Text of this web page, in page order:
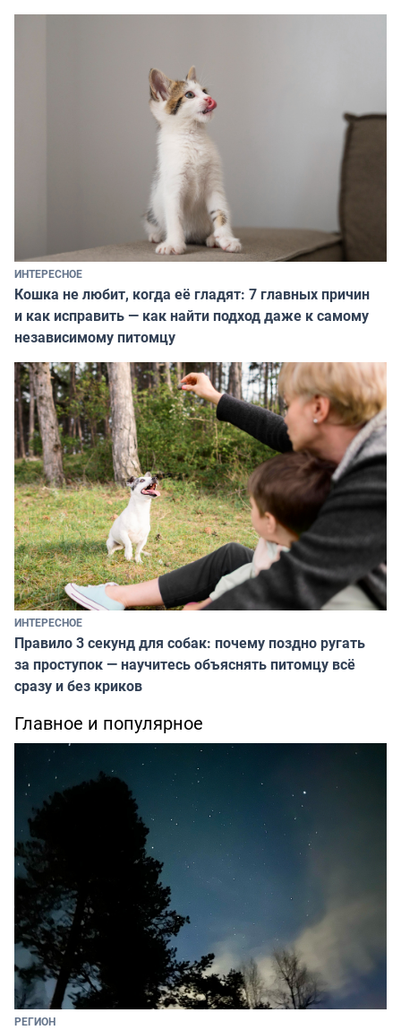
ИНТЕРЕСНОЕ
Кошка не любит, когда её гладят: 7 главных причин
и как исправить — как найти подход даже к самому
независимому питомцу
ИНТЕРЕСНОЕ
Правило 3 секунд для собак: почему поздно ругать
за проступок — научитесь объяснять питомцу всё
сразу и без криков
Главное и популярное
РЕГИОН